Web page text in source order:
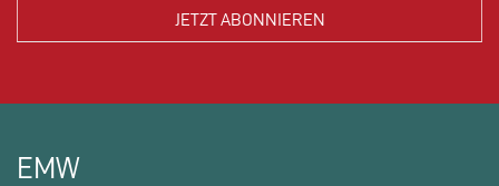
EMW